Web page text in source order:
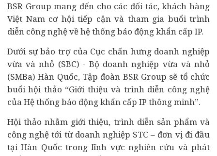
BSR Group mang đến cho các đối tác, khách hàng
Việt Nam cơ hội tiếp cận và tham gia buổi trình
diễn công nghệ về hệ thống báo động khẩn cấp IP.
Dưới sự bảo trợ của Cục chấn hưng doanh nghiệp
vừa và nhỏ (SBC) - Bộ doanh nghiệp vừa và nhỏ
(SMBa) Hàn Quốc, Tập đoàn BSR Group sẽ tổ chức
buổi hội thảo “Giới thiệu và trình diễn công nghệ
của Hệ thống báo động khẩn cấp IP thông minh”.
Hội thảo nhằm giới thiệu, trình diễn sản phẩm và
công nghệ tới từ doanh nghiệp STC – đơn vị đi đầu
tại Hàn Quốc trong lĩnh vực nghiên cứu và phát